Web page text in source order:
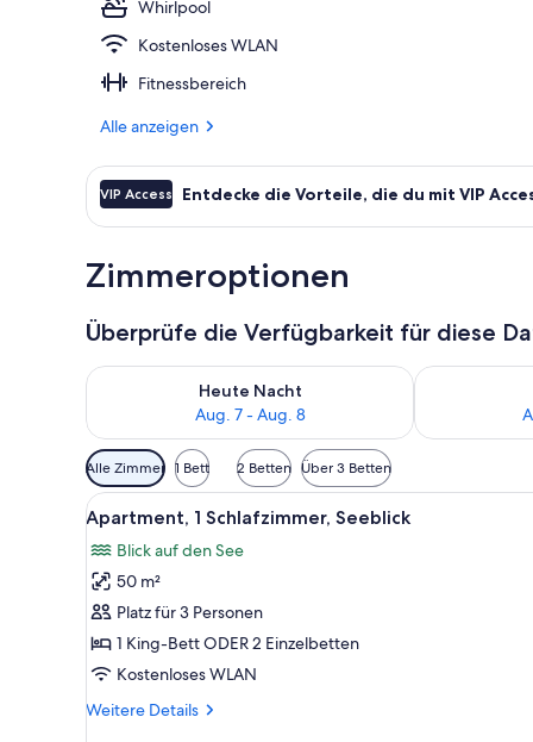
Whirlpool
Kostenloses WLAN
Fitnessbereich
Alle anzeigen
VIP Access Entdecke die Vorteile, die du mit VIP
Zimmeroptionen
Überprüfe die Verfügbarkeit für diese
Heute Nacht
Aug. 7 - Aug. 8
Überprüfe die Verfügbarkeit für heute Nacht, Aug. 7
Überprüfe
Verfügbare
Filter
für
Zimmer
Alle Zimmer 1 Bett 2 Betten Über 3 Betten
Alle
Fotos
für
Apartment,
1
Schlafzimmer,
Seeblick
Ein Balkon mit Tisch und
11
Apartment, 1 Schlafzimmer, Seeblick
Blick auf den See
50 m²
Platz für 3 Personen
1 King-Bett ODER 2 Einzelbetten
Kostenloses WLAN
Weitere Details
Weitere